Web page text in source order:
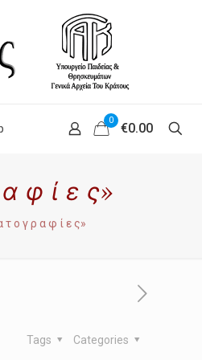
0
€0.00
φ ί ε ς»
ο γ ρ α φ ί ε ς»
Categories
Tags